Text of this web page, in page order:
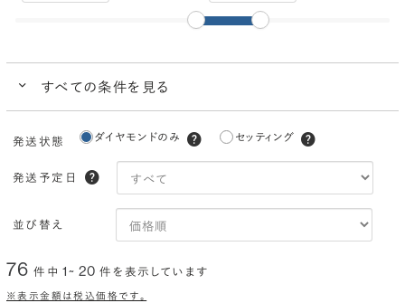
すべての条件を見る
I
発送状態 ダイヤモンドのみ セッティング
発送予定日
並び替え
76件中1~ 20 件を表示しています
※表示金額は税込価格です。